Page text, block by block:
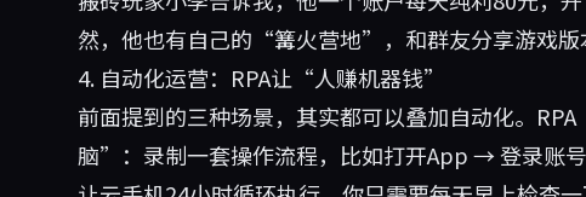
然，他也有自己的“篝火营地”，和群友分享游戏版
4. 自动化运营：RPA让“人赚机器钱”
前面提到的三种场景，其实都可以叠加自动化。
脑”：录制一套操作流程，比如打开App → 登录账